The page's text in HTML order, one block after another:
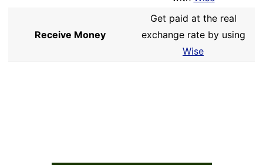
Receive Money
Get paid at the real
exchange rate by using
Wise